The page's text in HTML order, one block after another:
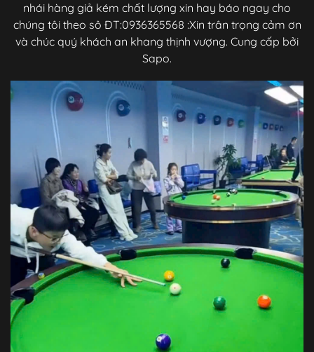
nhái hàng giả kém chất lượng xin hay báo ngay cho
chúng tôi theo sô ĐT:0936365568 :Xin trân trọng cảm ơn
và chúc quý khách an khang thịnh vượng. Cung cấp bởi
Sapo.